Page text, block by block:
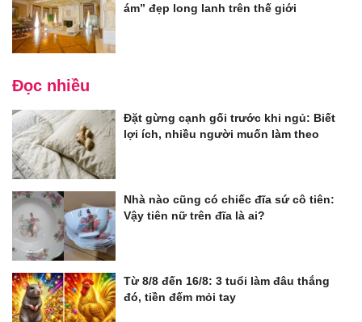
ám” đẹp long lanh trên thế giới
Đọc nhiều
Đặt gừng cạnh gối trước khi ngủ: Biết
lợi ích, nhiều người muốn làm theo
Nhà nào cũng có chiếc đĩa sứ cô tiên:
Vậy tiên nữ trên đĩa là ai?
Từ 8/8 đến 16/8: 3 tuổi làm đâu thắng
đó, tiền đếm mỏi tay